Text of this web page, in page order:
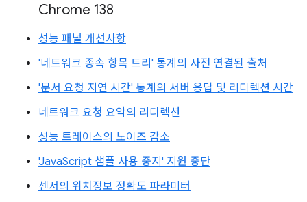
Chrome 138
성능 패널 개선사항
'네트워크 종속 항목 트리' 통계의 사전 연결된 출처
'문서 요청 지연 시간' 통계의 서버 응답 및 리디렉션 시간
네트워크 요청 요약의 리디렉션
성능 트레이스의 노이즈 감소
'JavaScript 샘플 사용 중지' 지원 중단
센서의 위치정보 정확도 파라미터